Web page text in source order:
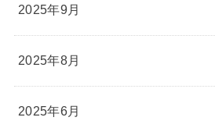
2025年9月
2025年8月
2025年6月